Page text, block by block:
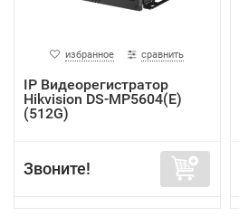
избранное сравнить
IP Видеорегистратор
Hikvision DS-MP5604(E)
(512G)
Звоните!